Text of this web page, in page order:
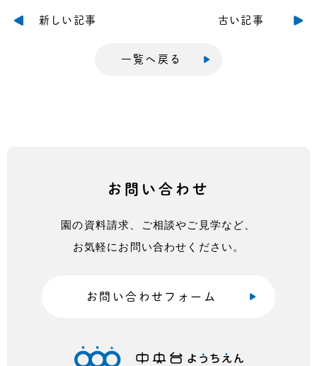
新しい記事
一覧へ戻る
古い記事
お問い合わせ
園の資料請求、ご相談やご見学など、
お気軽にお問い合わせください。
お問い合わせフォーム